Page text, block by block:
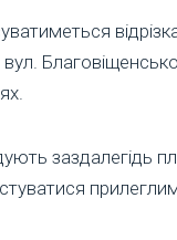
заздалегідь